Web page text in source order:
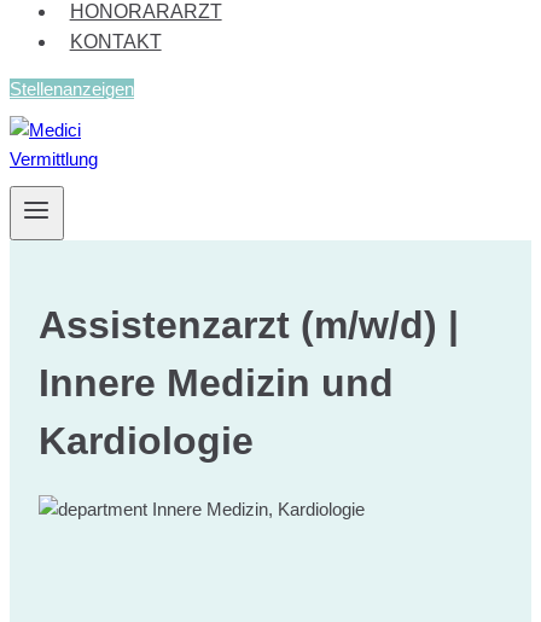
HONORARARZT
KONTAKT
Stellenanzeigen
Assistenzarzt (m/w/d) |
Innere Medizin und
Kardiologie
Innere Medizin, Kardiologie